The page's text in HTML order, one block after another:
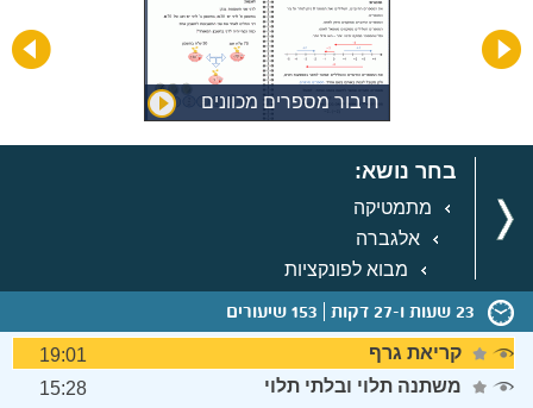
חיבור מספרים מכוונים
בחר נושא:
מתמטיקה
אלגברה
מבוא לפונקציות
23 שעות ו-27 דקות 153 שיעורים
קריאת גרף
19:01
משתנה תלוי ובלתי תלוי
15:28